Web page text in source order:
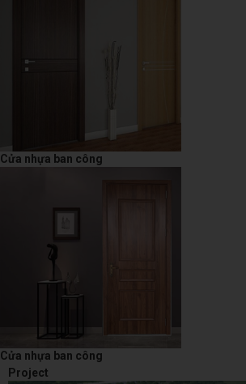
Cửa nhựa ban công
Cửa nhựa ban công
Project